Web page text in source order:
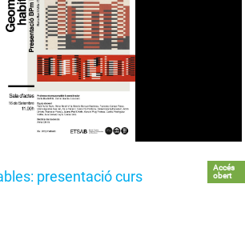
presentació curs
Accés
obert